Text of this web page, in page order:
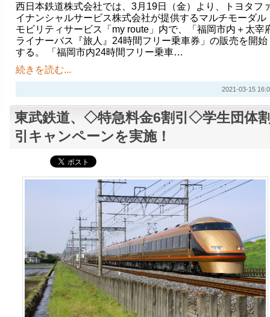
西日本鉄道株式会社では、3月19日（金）より、トヨタフ
イナンシャルサービス株式会社が提供するマルチモーダル
モビリティサービス「my route」内で、「福岡市内＋太宰
ライナーバス『旅人』24時間フリー乗車券」の販売を開始
する。 「福岡市内24時間フリー乗車…
続きを読む...
2021-03-15
東武鉄道、◇特急料金6割引◇学生団体
引キャンペーンを実施！